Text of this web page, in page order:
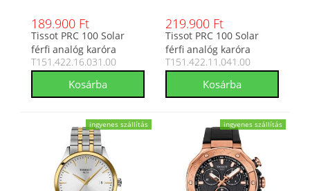
189.900 Ft
Tissot PRC 100 Solar
férfi analóg karóra
T151.422.16.031.00
T151.422.16.031.00
219.900 Ft
Tissot PRC 100 Solar
férfi analóg karóra
T151.422.11.041.00
T151.422.11.041.00
ingyenes szállítás ingyenes szállítás